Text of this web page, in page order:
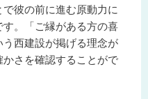
彼の前に進む原動力に
。「ご縁がある方の喜
西建設が掲げる理念が
さを確認することがで